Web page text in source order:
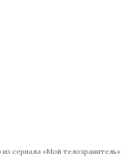
из сериала «Мой телохранитель»